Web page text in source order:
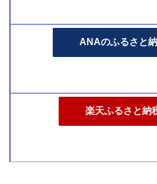
ANAのふるさと
楽天ふるさと納